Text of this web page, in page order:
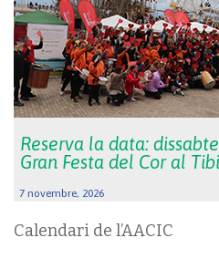
Reserva la data:
Gran Festa del Cor al
7 novembre, 2026
Calendari de l’AACIC